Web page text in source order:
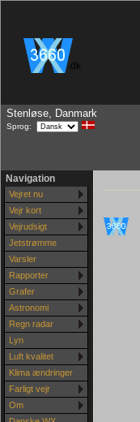
.dk
Stenløse, Danmark
Sprog:
Navigation
Vejret nu
Vejr kort
Vejrudsigt
Jetstrømme
Varsler
Rapporter
Grafer
Astronomi
Regn radar
Lyn
Luft kvalitet
Klima ændringer
Farligt vejr
Om